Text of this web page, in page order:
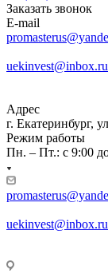
Заказать звонок
E-mail
uekinvest@inbox.ru
Адрес
г. Екатеринбург,
Режим работы
Пн. – Пт.: с 9:00
uekinvest@inbox.ru